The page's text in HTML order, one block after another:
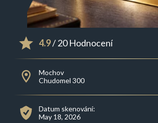
4.9/ 20 Hodnocení
Mochov
Chudomel 300
Datum skenování:
May 18, 2026